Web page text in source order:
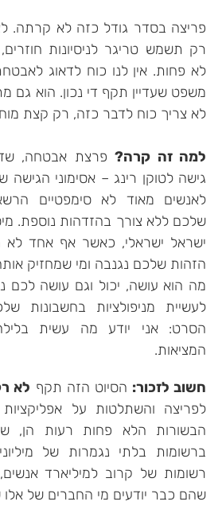
פריצה בסדר גודל כזה לא קרתה.
רק תשמש טריגר לניסיונות חוזרים,
לא פחות. אין לנו כוח לדאוג
משפט שעדיין תקף די נכון. הוא גם
לא צריך כוח לדבר כזה, רק קצת
למה זה קרה?פרצת אבטחה,
גישה לטוקן רינג – אסימוני
לאנשים מאוד לא סימפטיים
שלכם ללא צורך בהזדהות נוספת.
ישראל ישראלי, כאשר אף אחד לא
הזהות שלכם נגנבה ומי שמחזיק
מה הוא עושה, יכול וגם עושה לכם
לעשיית מניפולציות בחשבונות
הסרט: אני יודע מה עשית
המציאות.
חשוב לזכור: הסיוט הזה תקף לא
לפריצה והשתלטות על
הבשורות הלא פחות רעות הן,
ברשומות בלתי נגמרות של
רשומות של קרוב למיליארד
שהם כבר יודעים מי החברים של אלו